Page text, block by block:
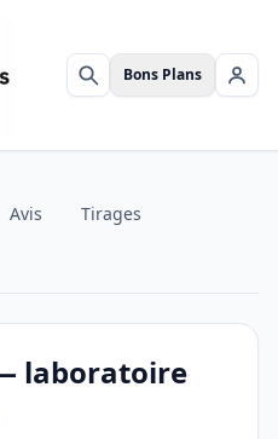
Rechercher
Bons Plans Se
Avis Tirages
laboratoire